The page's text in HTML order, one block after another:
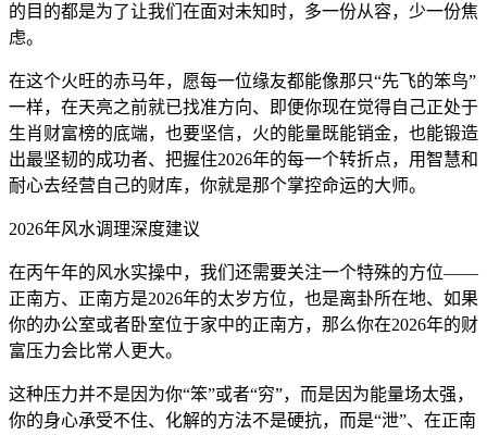
的目的都是为了让我们在面对未知时，多一份从容，少一份焦
虑。
在这个火旺的赤马年，愿每一位缘友都能像那只“先飞的笨鸟”
一样，在天亮之前就已找准方向、即便你现在觉得自己正处于
生肖财富榜的底端，也要坚信，火的能量既能销金，也能锻造
出最坚韧的成功者、把握住2026年的每一个转折点，用智慧和
耐心去经营自己的财库，你就是那个掌控命运的大师。
2026年风水调理深度建议
在丙午年的风水实操中，我们还需要关注一个特殊的方位——
正南方、正南方是2026年的太岁方位，也是离卦所在地、如果
你的办公室或者卧室位于家中的正南方，那么你在2026年的财
富压力会比常人更大。
这种压力并不是因为你“笨”或者“穷”，而是因为能量场太强，
你的身心承受不住、化解的方法不是硬抗，而是“泄”、在正南